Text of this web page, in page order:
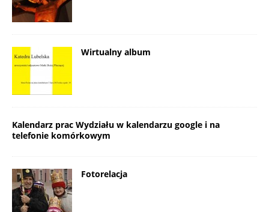
Wirtualny album
Kalendarz prac Wydziału w kalendarzu google i na
telefonie komórkowym
Fotorelacja